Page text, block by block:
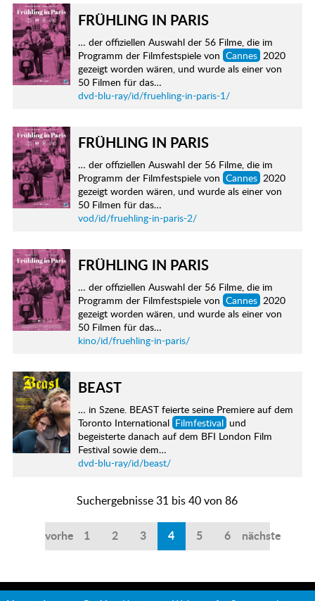
FRÜHLING IN PARIS
… der offiziellen Auswahl der 56 Filme, die im
Programm der Filmfestspiele von Cannes 2020
gezeigt worden wären, und wurde als einer von
50 Filmen für das…
dvd-blu-ray/id/fruehling-in-paris-1/
FRÜHLING IN PARIS
… der offiziellen Auswahl der 56 Filme, die im
Programm der Filmfestspiele von Cannes 2020
gezeigt worden wären, und wurde als einer von
50 Filmen für das…
vod/id/fruehling-in-paris-2/
FRÜHLING IN PARIS
… der offiziellen Auswahl der 56 Filme, die im
Programm der Filmfestspiele von Cannes 2020
gezeigt worden wären, und wurde als einer von
50 Filmen für das…
kino/id/fruehling-in-paris/
BEAST
… in Szene. BEAST feierte seine Premiere auf dem
Toronto International Filmfestival und
begeisterte danach auf dem BFI London Film
Festival sowie dem…
dvd-blu-ray/id/beast/
Suchergebnisse 31 bis 40 von 86
vorherige
1 2 3 4 5 6 nächste